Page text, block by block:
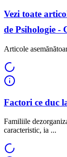
Vezi toate
de Psihologie -
Articole
Factori ce duc
Familiile
caracteristic, ia ...